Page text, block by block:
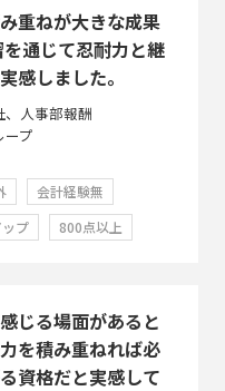
重ねが大きな成果
を通じて忍耐力と継
感しました。
人事部報酬
ープ
会計経験無
プ 800点以上
じる場面があると
を積み重ねれば必
資格だと実感して